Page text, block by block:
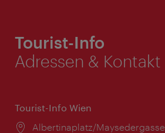
Tourist-Info
Adressen & Kontakt
Tourist-Info Wien
Ort:
Albertinaplatz/Maysedergasse